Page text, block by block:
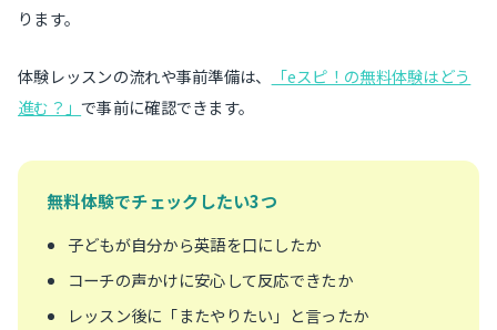
ります。
体験レッスンの流れや事前準備は、
「eスピ！の無料体験はどう
進む？」で事前に確認できます。
無料体験でチェックしたい3つ
子どもが自分から英語を口にしたか
コーチの声かけに安心して反応できたか
レッスン後に「またやりたい」と言ったか